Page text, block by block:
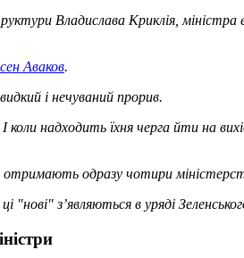
Владислава Криклія,
Аваков.
і нечуваний прорив.
І коли надходить їхня черга йти на
отримають одразу чотири
з’являються в уряді